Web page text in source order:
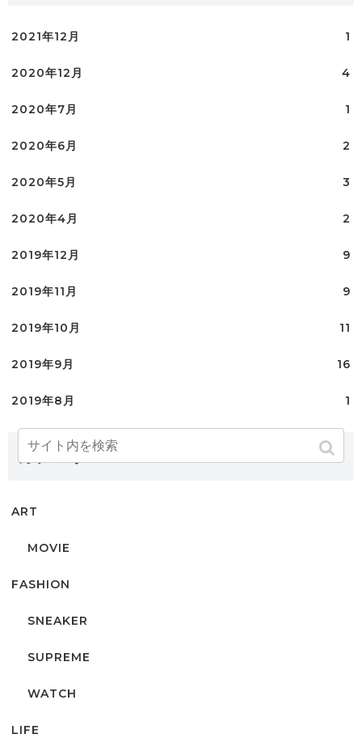
2021年12月 1
2020年12月 4
2020年7月 1
2020年6月 2
2020年5月 3
2020年4月 2
2019年12月 9
2019年11月 9
2019年10月 11
2019年9月 16
2019年8月 1
カテゴリー
ART
MOVIE
FASHION
SNEAKER
SUPREME
WATCH
LIFE